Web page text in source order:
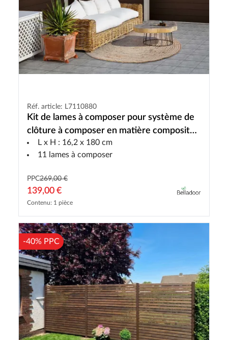
Réf. article: L7110880
Kit de lames à composer pour système de
clôture à composer en matière composite
teck foncé
L x H : 16,2 x 180 cm
11 lames à composer
PPC269,00 €
139,00 €
Contenu: 1 pièce
-40% PPC